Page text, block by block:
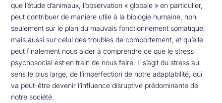
que l’étude d’animaux, l’observation « globale » en particulier,
peut contribuer de manière utile à la biologie humaine, non
seulement sur le plan du mauvais fonctionnement somatique,
mais aussi sur celui des troubles de comportement, et qu’elle
peut finalement nous aider à comprendre ce que le stress
psychosocial est en train de nous faire. Il s’agit du stress au
sens le plus large, de l’imperfection de notre adaptabilité, qui
va peut-être devenir l’influence disruptive prédominante de
notre société.